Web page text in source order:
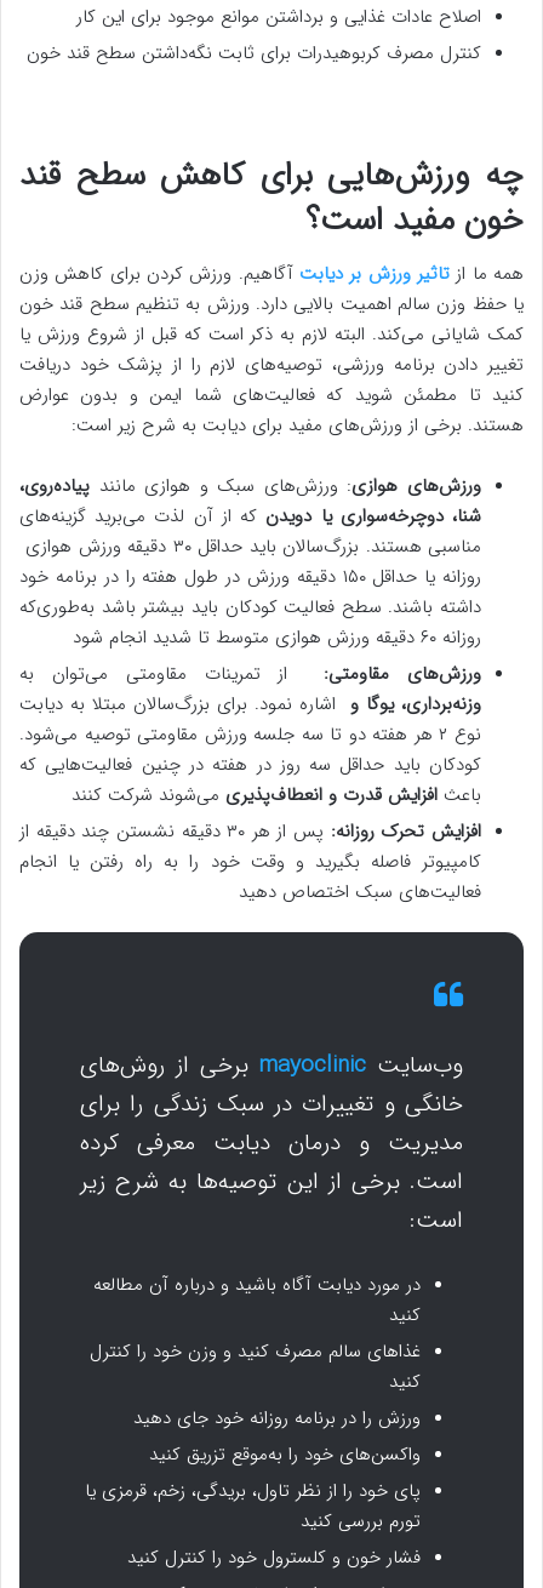
اصلاح عادات غذایی و برداشتن موانع موجود برای این کار
کنترل مصرف کربوهیدرات برای ثابت نگه‌داشتن سطح قند خون
چه ورزش‌هایی برای کاهش سطح قند
خون مفید است؟
همه ما از تاثیر ورزش بر دیابت آگاهیم. ورزش کردن برای کاهش وزن
یا حفظ وزن سالم اهمیت بالایی دارد. ورزش به تنظیم سطح قند خون
کمک شایانی می‌کند. البته لازم به ذکر است که قبل از شروع ورزش یا
تغییر دادن برنامه ورزشی، توصیه‌های لازم را از پزشک خود دریافت
کنید تا مطمئن شوید که فعالیت‌های شما ایمن و بدون عوارض
هستند. برخی از ورزش‌های مفید برای دیابت به شرح زیر است:
ورزش‌های هوازی: ورزش‌های سبک و هوازی مانند پیاده‌روی،
شنا، دوچرخه‌سواری یا دویدن که از آن لذت می‌برید گزینه‌های
مناسبی هستند. بزرگ‌سالان باید حداقل ۳۰ دقیقه ورزش هوازی ​​
روزانه یا حداقل ۱۵۰ دقیقه ورزش در طول هفته را در برنامه خود
داشته باشند. سطح فعالیت کودکان باید بیشتر باشد به‌طوری‌که
روزانه ۶۰ دقیقه ورزش هوازی متوسط ​​تا شدید انجام شود
ورزش‌های مقاومتی:
از تمرینات مقاومتی می‌توان به
وزنه‌برداری، یوگا و اشاره نمود. برای بزرگ‌سالان مبتلا به دیابت
نوع ۲ هر هفته دو تا سه جلسه ورزش مقاومتی توصیه می‌شود.
کودکان باید حداقل سه روز در هفته در چنین فعالیت‌هایی که
باعث افزایش قدرت و انعطاف‌پذیری می‌شوند شرکت کنند
افزایش تحرک روزانه:
پس از هر ۳۰ دقیقه نشستن چند دقیقه از
کامپیوتر فاصله بگیرید و وقت خود را به راه رفتن یا انجام
فعالیت‌های سبک اختصاص دهید
وب‌سایت mayoclinic برخی از روش‌های
خانگی و تغییرات در سبک زندگی را برای
مدیریت و درمان دیابت معرفی کرده
است. برخی از این توصیه‌ها به شرح زیر
است:
در مورد دیابت آگاه باشید و درباره آن مطالعه
کنید
غذاهای سالم مصرف کنید و وزن خود را کنترل
کنید
ورزش را در برنامه روزانه خود جای دهید
واکسن‌های خود را به‌موقع تزریق کنید
پای خود را از نظر تاول، بریدگی، زخم، قرمزی یا
تورم بررسی کنید
فشار خون و کلسترول خود را کنترل کنید